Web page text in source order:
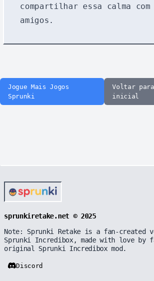
compartilhar essa calma com
amigos.
Jogue Mais Jogos
Sprunki
Voltar
inicial
sprunkiretake.net © 2025
Note: Sprunki Retake is a fan-created
Sprunki Incredibox, made with love by
original Sprunki Incredibox mod.
Discord